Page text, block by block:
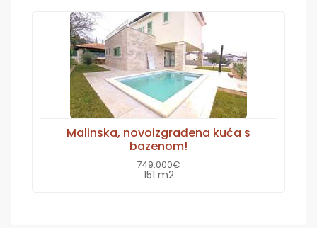
Malinska, novoizgrađena kuća s
bazenom!
749.000€
151 m2